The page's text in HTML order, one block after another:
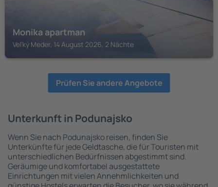
Monika apartman
Veľký Meder, 14 August 2026, 2 Nächte
Prüfen Sie andere Angebote
Unterkunft in Podunajsko
Wenn Sie nach Podunajsko reisen, finden Sie
Unterkünfte für jede Geldtasche, die für Touristen mit
unterschiedlichen Bedürfnissen abgestimmt sind.
Geräumige und komfortabel ausgestattete
Einrichtungen mit vielen Annehmlichkeiten und